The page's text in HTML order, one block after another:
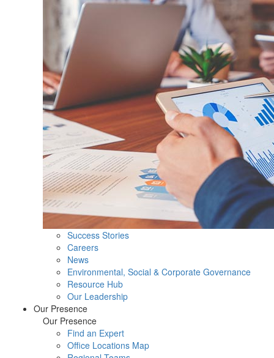
Success Stories
Careers
News
Environmental, Social & Corporate Governance
Resource Hub
Our Leadership
Our Presence
Our Presence
Find an Expert
Office Locations Map